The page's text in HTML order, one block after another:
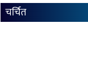
चर्चित